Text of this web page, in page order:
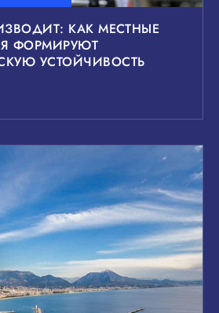
КАК МЕСТНЫЕ
ФОРМИРУЮТ
УСТОЙЧИВОСТЬ